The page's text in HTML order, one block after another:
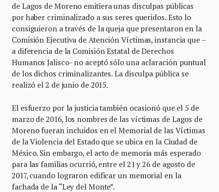
de Lagos de Moreno emitiera unas disculpas públicas
por haber criminalizado a sus seres queridos. Esto lo
consiguieron a través de la queja que presentaron en la
Comisión Ejecutiva de Atención Víctimas, instancia que –
a diferencia de la Comisión Estatal de Derechos
Humanos Jalisco- no aceptó sólo una aclaración puntual
de los dichos criminalizantes. La disculpa pública se
realizó el 2 de junio de 2015.
El esfuerzo por la justicia también ocasionó que el 5 de
marzo de 2016, los nombres de las víctimas de Lagos de
Moreno fueran incluidos en el Memorial de las Víctimas
de la Violencia del Estado que se ubica en la Ciudad de
México. Sin embargo, el acto de memoria más esperado
para las familias ocurrió, entre el 21 y 26 de agosto de
2017, cuando lograron edificar un memorial en la
fachada de la “Ley del Monte”.